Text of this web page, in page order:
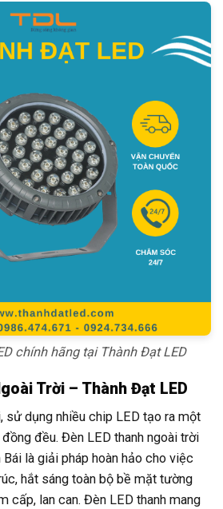
chính hãng tại Thành Đạt LED
Trời – Thành Đạt LED
sử dụng nhiều chip LED tạo ra một
đều. Đèn LED thanh ngoài trời
là giải pháp hoàn hảo cho việc
hắt sáng toàn bộ bề mặt tường
cấp, lan can. Đèn LED thanh mang